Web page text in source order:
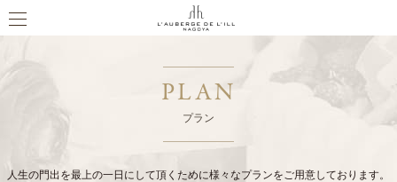
PLAN
プラン
人生の門出を最上の一日にして頂くために様々なプランをご用意しております。